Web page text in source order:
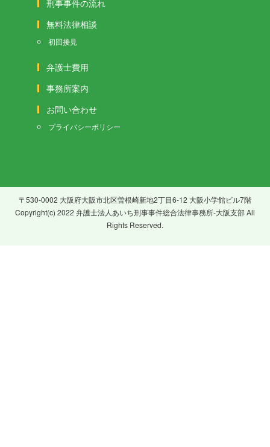
刑事事件の流れ
無料法律相談
初回接見
弁護士費用
事務所案内
お問い合わせ
プライバシーポリシー
〒530-0002 大阪府大阪市北区曽根崎新地2丁目6-12 大阪小学館ビル7階
Copyright(c) 2022 弁護士法人あいち刑事事件総合法律事務所-大阪支部 All
Rights Reserved.